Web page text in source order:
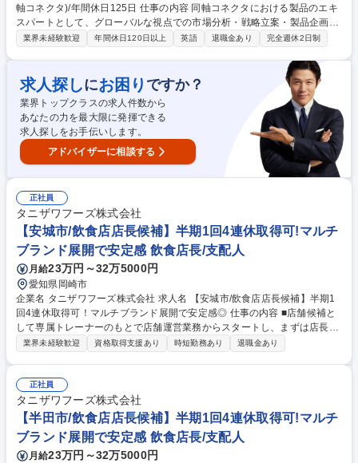
軸コネクタ)/年間休日125日 仕事の内容 同軸コネクタにおける製品のエキ
スパートとして、グローバルな視点での市場分析・戦略立案・製品企画、
ビジネスパートナーとなる協力会社開拓、製品シリーズのマネージメント
カル市場の需要、競合分析■サプライヤー各社とスペック、価格に関する
折衝■販売促進ツールの作成・改善■新製品開発において、企画立案からリ
リースまでのプロジェクトマネジメント■売上・利益最大化の計画策定■営
業フォーキャスト情報収集、製造キャパシティ計画、コストダウン活動■
ターゲット顧客・マーケットプラン策定■営業・FAEへのトレーニング 募
集職種 【京都】プロダクトマーケティング(同軸コネクタ)/年間休日125日
業界未経験歓迎 年間休日120日以上 英語 退職金あり 完全週休2日制
求人探しにお困り ですか？
業界トップクラスの求人件数から
あなたの力を最大限に発揮できる
求人探しをお手伝いします。
アドバイザーに相談する
正社員
タニザワフーズ株式会社
【安城市/飲食店店長候補】半期1回4連休取得可!マルチ
ブランド展開で安定感 飲食店長/支配人
月給23万円～32万5000円
愛知県岡崎市
企業名 タニザワフーズ株式会社 求人名 【安城市/飲食店店長候補】半期1
回4連休取得可！マルチブランド展開で安定感◎ 仕事の内容 ■店舗候補と
して専属トレーナーのもとで店舗運営業務からスタートし、まずは店長と
して必要なマネジメントを学び、キャリアを目指して頂きます。入社2年
務などのキャリアパスが用意されています。 ★順調に店舗拡大が進んでお
り増員採用となります。★ 【教育研修】未経験の方でも安心して働き始め
られるようブランドごとにマニュアルやタブレット端末を使用した動画を
併用したトレーニングが受けれます。 募集職種 【安城市/飲食店店長候
補】半期1回4連休取得可！マルチブランド展開で安定感◎
業界未経験歓迎 資格取得支援あり 時短勤務あり 退職金あり
正社員
タニザワフーズ株式会社
【半田市/飲食店店長候補】半期1回4連休取得可!マルチ
ブランド展開で安定感 飲食店長/支配人
月給23万円～32万5000円